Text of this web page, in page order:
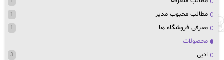
مطالب محبوب مدیر 1
معرفی فروشگاه ها 1
محصولات
ادبی
3